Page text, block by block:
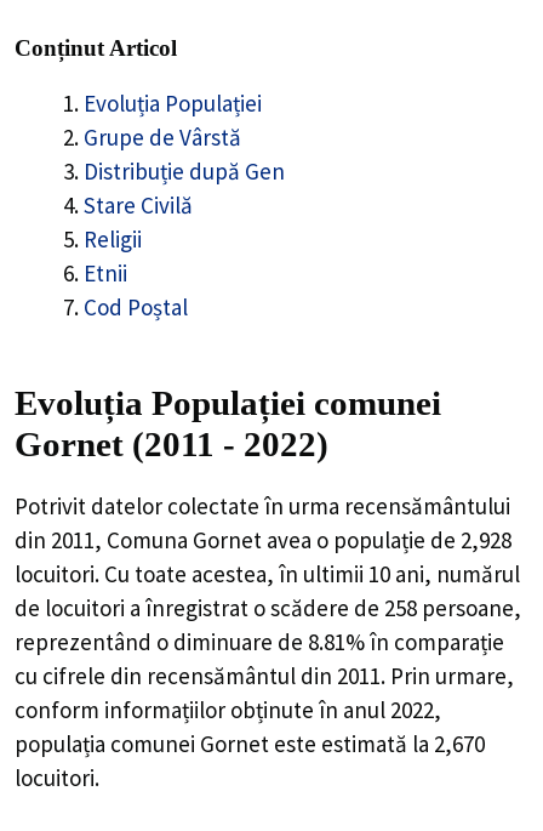
Conținut Articol
Evoluția Populației
Grupe de Vârstă
Distribuție după Gen
Stare Civilă
Religii
Etnii
Cod Poștal
Evoluția Populației comunei
Gornet (2011 - 2022)
Potrivit datelor colectate în urma recensământului
din 2011, Comuna Gornet avea o populație de 2,928
locuitori. Cu toate acestea, în ultimii 10 ani, numărul
de locuitori a înregistrat oscădere de 258 persoane,
reprezentând o diminuare de 8.81%în comparație
cu cifrele din recensământul din 2011. Prin urmare,
conform informațiilor obținute în anul 2022,
populația comunei Gornet este estimată la 2,670
locuitori.